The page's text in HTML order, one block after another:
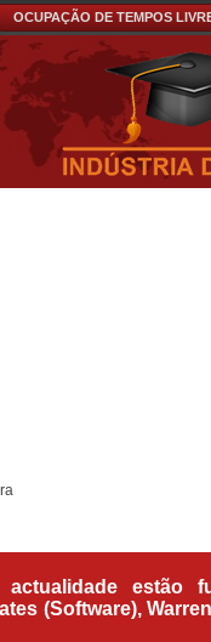
OCUPAÇÃO DE TEMPOS
estão
(Software),